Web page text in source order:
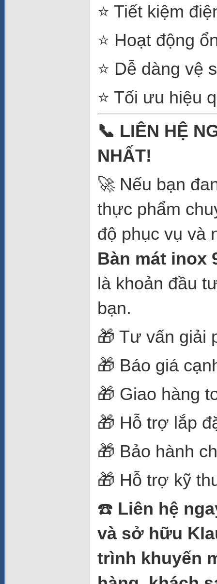
⭐ Tiết kiệm
⭐ Hoạt động
⭐ Dễ dàng vệ
⭐ Tối ưu hiệu
📞 LIÊN HỆ
NHẤT!
🚀 Nếu bạn
thực phẩm
độ phục vụ và
Bàn mát inox
là khoản đầu
bạn.
🎁 Tư vấn giải
🎁 Báo giá
🎁 Giao hàng
🎁 Hỗ trợ lắp
🎁 Bảo hành
🎁 Hỗ trợ kỹ
☎️ Liên hệ
và sở hữu
trình khuyến